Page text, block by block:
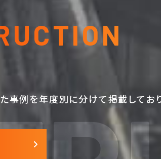
事例を年度別に分けて掲載しており